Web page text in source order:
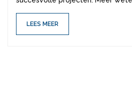
LEES MEER